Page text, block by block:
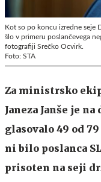
Kot so po koncu izredne seje
šlo v primeru poslančevega
fotografiji Srečko Ocvirk.
Foto: STA
Za ministrsko
Janeza Janše je
glasovalo 49 od
ni bilo poslanca
prisoten na seji